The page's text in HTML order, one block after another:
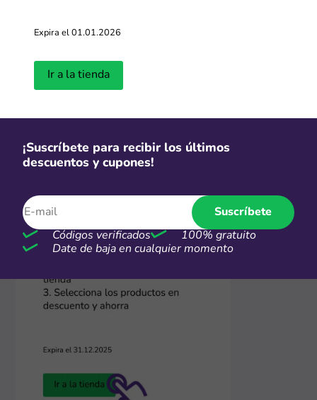
tu compra para saber que tu descuento está siendo
máximo los códigos y descuentos de Temu será más
fácil que nunca. ¡Ahorra en grande en cada compra!
Expira el 01.01.2026
Ir a la tienda
¡Suscríbete para recibir los últimos
descuentos y cupones!
Suscríbete
Códigos verificados
100% gratuito
Date de baja en cualquier momento